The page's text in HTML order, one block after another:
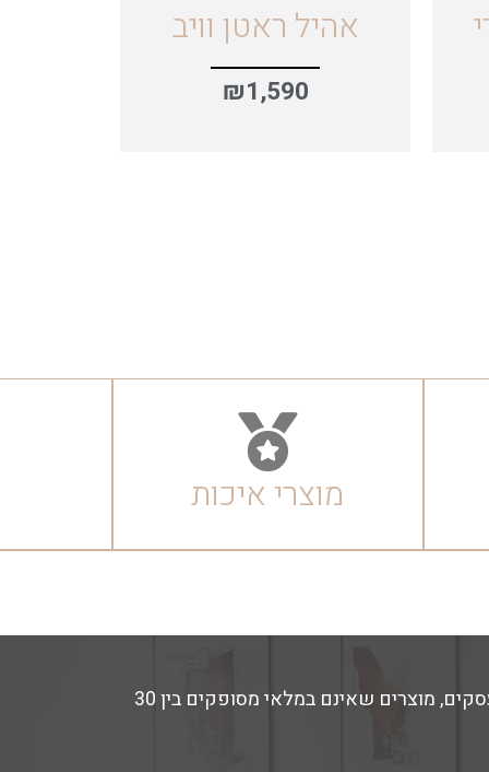
אהיל ראטן וויב
₪1,590
מוצרי איכות
זמני האספקה משתנים בהתאם למלאי החנות- מוצרים הקיימים במלאי מסופקים באספקה מהירה עד 14 ימי עסקים, מוצרים שאינם במלאי מסופקים בין 30